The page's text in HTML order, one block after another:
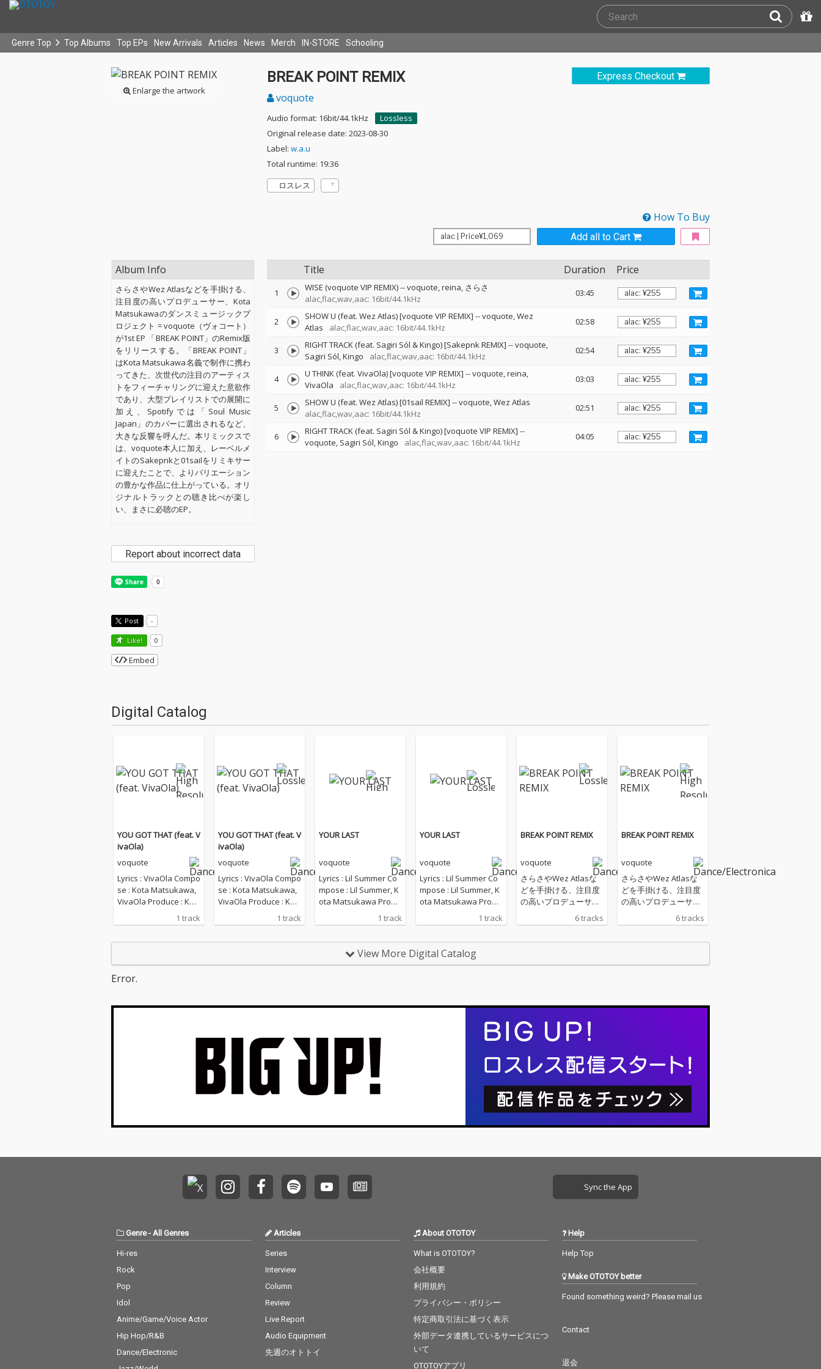
Genre Top Top Albums Top EPs New Arrivals Articles News Merch IN-STORE Schooling
Enlarge the artwork
Express Checkout
BREAK POINT REMIX
voquote
Audio format: 16bit/44.1kHz
Lossless
Original release date: 2023-08-30
Label: w.a.u
Total runtime: 19:36
ロスレス
How To Buy
Add all to Cart
Title Duration Price
1 WISE (voquote VIP REMIX)--voquote reina さらさ
alac,flac,wav,aac: 16bit/44.1kHz
03:45
2 SHOW U (feat. Wez Atlas) [voquote VIP REMIX] --voquote Wez
Atlas
alac,flac,wav,aac: 16bit/44.1kHz
02:58
3 RIGHT TRACK (feat. Sagiri Sól & Kingo) [Sakepnk REMIX] --voquote
Sagiri Sól Kingo alac,flac,wav,aac: 16bit/44.1kHz
02:54
4 U THINK (feat. VivaOla) [voquote VIP REMIX] --voquote reina
VivaOla
alac,flac,wav,aac: 16bit/44.1kHz
03:03
5 SHOW U (feat. Wez Atlas) [01sail REMIX] --voquote Wez Atlas
alac,flac,wav,aac: 16bit/44.1kHz
02:51
6 RIGHT TRACK (feat. Sagiri Sól & Kingo) [voquote VIP REMIX] --
voquote Sagiri Sól Kingo alac,flac,wav,aac: 16bit/44.1kHz
04:05
Album Info
さらさやWez Atlasなどを手掛ける、
注目度の高いプロデューサー、Kota
Matsukawaのダンスミュージックプ
ロジェクト = voquote（ヴォコート）
が1st EP 「BREAK POINT」のRemix版
をリリースする。「BREAK POINT」
はKota Matsukawa名義で制作に携わ
ってきた、次世代の注目のアーティス
トをフィーチャリングに迎えた意欲作
であり、大型プレイリストでの展開に
加え、Spotifyでは「Soul Music
Japan」のカバーに選出されるなど、
大きな反響を呼んだ。本リミックスで
は、voquote本人に加え、レーベルメ
イトのSakepnkと01sailをリミキサー
に迎えたことで、よりバリエーション
の豊かな作品に仕上がっている。オリ
ジナルトラックとの聴き比べが楽し
い、まさに必聴のEP。
Report about incorrect data
Post -
Like! 0
Embed
Digital Catalog
YOU GOT THAT (feat. V
ivaOla)
voquote
Lyrics : VivaOla Compo
se : Kota Matsukawa,
VivaOla Produce : Kot
a Matsukawa,voquote
Mix Engineer : Kota M
1 track
YOU GOT THAT (feat. V
ivaOla)
voquote
Lyrics : VivaOla Compo
se : Kota Matsukawa,
VivaOla Produce : Kot
a Matsukawa,voquote
Mix Engineer : Kota M
1 track
YOUR LAST
voquote
Lyrics : Lil Summer Co
mpose : Lil Summer, K
ota Matsukawa Produ
ce : voquote, Kota Mat
sukawa Mix Engineer :
ering Engineer : Kota
Matsukawa Artwork :
1 track
YOUR LAST
voquote
Lyrics : Lil Summer Co
mpose : Lil Summer, K
ota Matsukawa Produ
ce : voquote, Kota Mat
sukawa Mix Engineer :
ering Engineer : Kota
Matsukawa Artwork :
1 track
BREAK POINT REMIX
voquote
さらさやWez Atlasな
どを手掛ける、注目度
の高いプロデューサ
ー、Kota Matsukawa
のダンスミュージック
義で制作に携わってき
ーティストをフィーチ
ャリングに迎えた意欲
リストでの展開に加
え、Spotifyでは「Soul
Music Japan」のカバ
ーに選出されるなど、
大きな反響を呼んだ。
nkと01sailをリミキサ
りバリエーションの豊
かな作品に仕上がって
P。
6 tracks
BREAK POINT REMIX
voquote
さらさやWez Atlasな
どを手掛ける、注目度
の高いプロデューサ
ー、Kota Matsukawa
のダンスミュージック
義で制作に携わってき
リストでの展開に加
え、Spotifyでは「Soul
Music Japan」のカバ
ーに選出されるなど、
大きな反響を呼んだ。
nkと01sailをリミキサ
りバリエーションの豊
かな作品に仕上がって
P。
6 tracks
View More Digital Catalog
Error.
Sync the App
Genre- All Genres
Hi-res
Rock
Pop
Idol
Anime/Game/Voice Actor
Hip Hop/R&B
Dance/Electronic
Articles
Series
Interview
Column
Review
Live Report
Audio Equipment
先週のオトトイ
About OTOTOY
What is OTOTOY?
会社概要
利用規約
プライバシー・ポリシー
特定商取引法に基づく表示
外部データ連携しているサービスにつ
いて
OTOTOYアプリ
Help
Help Top
Make OTOTOY better
Found something weird? Please mail us
Contact
退会